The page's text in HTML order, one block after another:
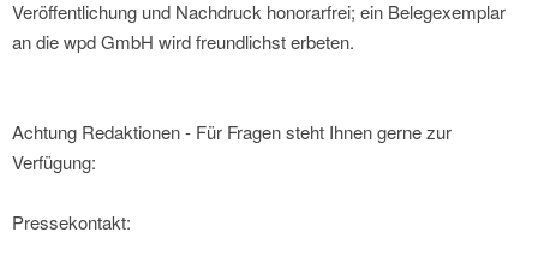
Veröffentlichung und Nachdruck honorarfrei; ein Belegexemplar
an die wpd GmbH wird freundlichst erbeten.
Achtung Redaktionen - Für Fragen steht Ihnen gerne zur
Verfügung:
Pressekontakt: